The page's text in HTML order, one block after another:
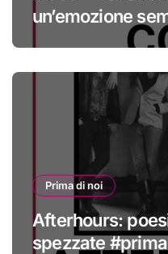
un’emozione
#primadinoi
Prima di noi
Afterhours:
spezzate